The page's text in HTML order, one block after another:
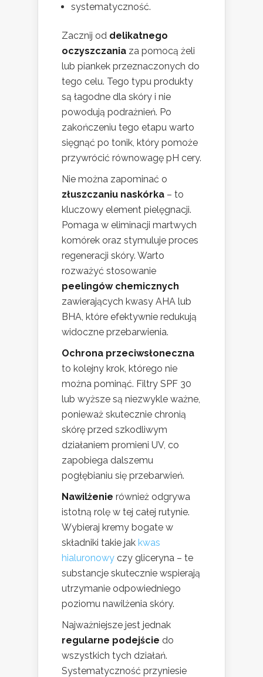
systematyczność.
Zacznij od delikatnego
oczyszczania za pomocą żeli
lub piankek przeznaczonych do
tego celu. Tego typu produkty
są łagodne dla skóry i nie
powodują podrażnień. Po
zakończeniu tego etapu warto
sięgnąć po tonik, który pomoże
przywrócić równowagę pH cery.
Nie można zapominać o
złuszczaniu naskórka – to
kluczowy element pielęgnacji.
Pomaga w eliminacji martwych
komórek oraz stymuluje proces
regeneracji skóry. Warto
rozważyć stosowanie
peelingów chemicznych
zawierających kwasy AHA lub
BHA, które efektywnie redukują
widoczne przebarwienia.
Ochrona przeciwsłoneczna
to kolejny krok, którego nie
można pominąć. Filtry SPF 30
lub wyższe są niezwykle ważne,
ponieważ skutecznie chronią
skórę przed szkodliwym
działaniem promieni UV, co
zapobiega dalszemu
pogłębianiu się przebarwień.
Nawilżenie również odgrywa
istotną rolę w tej całej rutynie.
Wybieraj kremy bogate w
składniki takie jak kwas
hialuronowy czy gliceryna – te
substancje skutecznie wspierają
utrzymanie odpowiedniego
poziomu nawilżenia skóry.
Najważniejsze jest jednak
regularne podejście do
wszystkich tych działań.
Systematyczność przyniesie